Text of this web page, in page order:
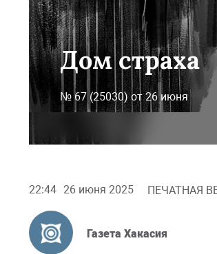
Дом страха
№ 67 (25030) от 26 июня
22:44 26 июня 2025 ПЕЧАТНАЯ
Газета Хакасия